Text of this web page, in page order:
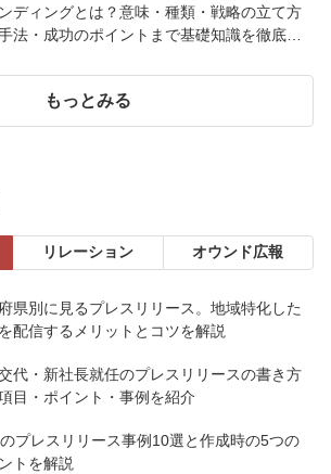
ディングとは？意味・種類・戦略の立て方
法・成功のポイントまで基礎知識を徹底解
もっとみる
リレーション オウンド広報
県別に見るプレスリリース。地域特化した
配信するメリットとコツを解説
代・新社長就任のプレスリリースの書き方
目・ポイント・事例を紹介
プレスリリース事例10選と作成時の5つの
トを解説